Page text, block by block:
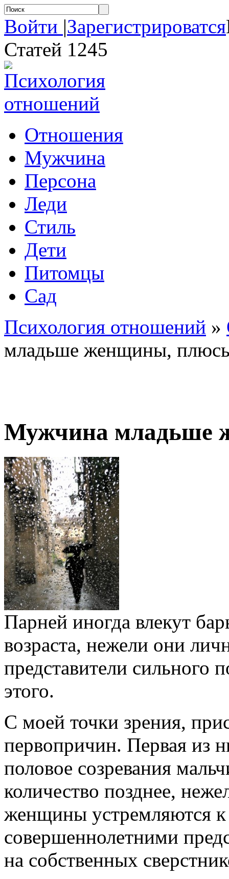
Войти |Зарегистрироватся
Статей 1245
Отношения
Мужчина
Персона
Леди
Стиль
Дети
Питомцы
Сад
Психология отношений »
младьше женщины,
Мужчина младьше
Парней иногда влекут
возраста, нежели они
представители
этого.
С моей точки зрения,
первопричин. Первая из
половое созревания
количество позднее,
женщины устремляются
совершеннолетними
на собственных